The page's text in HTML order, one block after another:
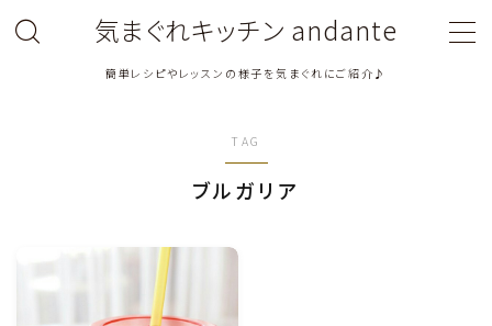
気まぐれキッチン andante
簡単レシピやレッスンの様子を気まぐれにご紹介♪
鶏肉料理
TAG
ブルガリア